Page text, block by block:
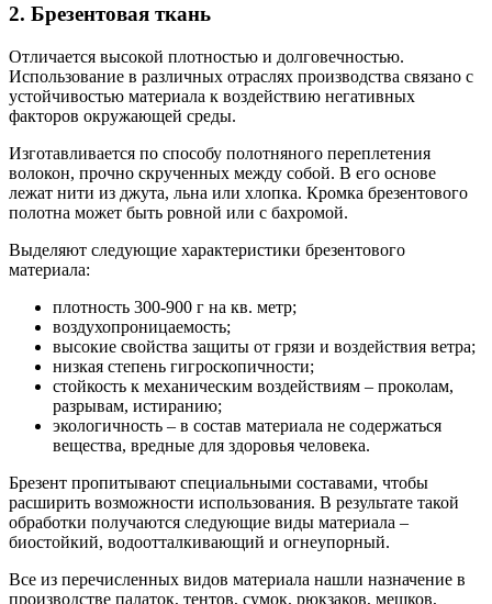
2. Брезентовая ткань
Отличается высокой плотностью и долговечностью.
Использование в различных отраслях производства связано с
устойчивостью материала к воздействию негативных
факторов окружающей среды.
Изготавливается по способу полотняного переплетения
волокон, прочно скрученных между собой. В его основе
лежат нити из джута, льна или хлопка. Кромка брезентового
полотна может быть ровной или с бахромой.
Выделяют следующие характеристики брезентового
материала:
плотность 300-900 г на кв. метр;
воздухопроницаемость;
высокие свойства защиты от грязи и воздействия ветра;
низкая степень гигроскопичности;
стойкость к механическим воздействиям – проколам,
разрывам, истиранию;
экологичность – в состав материала не содержаться
вещества, вредные для здоровья человека.
Брезент пропитывают специальными составами, чтобы
расширить возможности использования. В результате такой
обработки получаются следующие виды материала –
биостойкий, водоотталкивающий и огнеупорный.
Все из перечисленных видов материала нашли назначение в
производстве палаток, тентов, сумок, рюкзаков, мешков,